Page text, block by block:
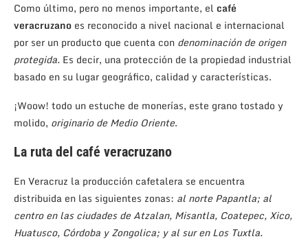
Como último, pero no menos importante, el café
veracruzano es reconocido a nivel nacional e internacional
por ser un producto que cuenta con denominación de origen
protegida. Es decir, una protección de la propiedad industrial
basado en su lugar geográfico, calidad y características.
¡Woow! todo un estuche de monerías, este grano tostado y
molido, originario de Medio Oriente.
La ruta del café veracruzano
En Veracruz la producción cafetalera se encuentra
distribuida en las siguientes zonas: al norte Papantla; al
centro en las ciudades de Atzalan, Misantla, Coatepec, Xico,
Huatusco, Córdoba y Zongolica; y al sur en Los Tuxtla.